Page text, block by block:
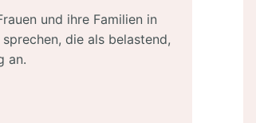
und ihre Familien in
die als belastend,
an.